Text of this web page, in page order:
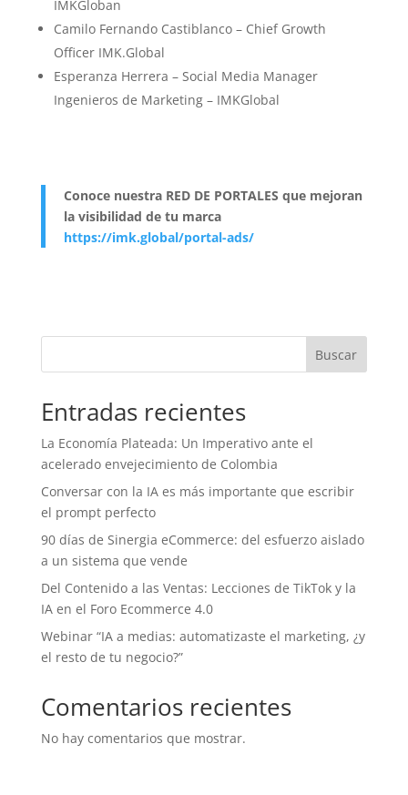
IMKGloban
Camilo Fernando Castiblanco – Chief Growth
Officer IMK.Global
Esperanza Herrera – Social Media Manager
Ingenieros de Marketing – IMKGlobal
Conoce nuestra RED DE PORTALES que mejoran
la visibilidad de tu marca
https://imk.global/portal-ads/
Buscar
Entradas recientes
La Economía Plateada: Un Imperativo ante el
acelerado envejecimiento de Colombia
Conversar con la IA es más importante que escribir
el prompt perfecto
90 días de Sinergia eCommerce: del esfuerzo aislado
a un sistema que vende
Del Contenido a las Ventas: Lecciones de TikTok y la
IA en el Foro Ecommerce 4.0
Webinar “IA a medias: automatizaste el marketing, ¿y
el resto de tu negocio?”
Comentarios recientes
No hay comentarios que mostrar.